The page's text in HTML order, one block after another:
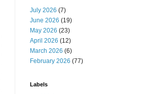
July 2026 (7)
June 2026 (19)
May 2026 (23)
April 2026 (12)
March 2026 (6)
February 2026 (77)
Labels